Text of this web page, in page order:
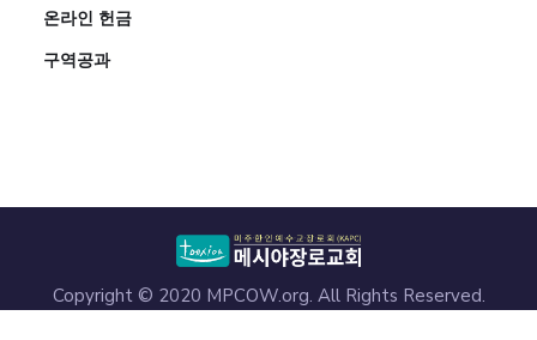
온라인 헌금
구역공과
Copyright © 2020 MPCOW.org. All Rights Reserved.